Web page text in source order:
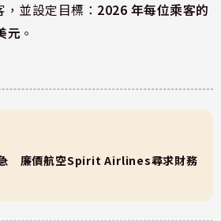
並設定目標： 2026 年每位乘客的
元 。
急 廉價航空Spirit Airlines尋求財務